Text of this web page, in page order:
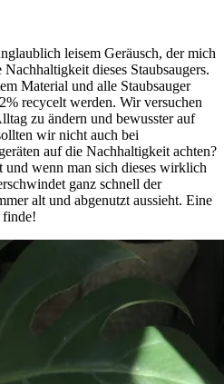
leisem Geräusch, der mich
dieses Staubsaugers.
Material und alle Staubsauger
recycelt werden. Wir versuchen
zu ändern und bewusster auf
wir nicht auch bei
auf die Nachhaltigkeit achten?
und wenn man sich dieses wirklich
ganz schnell der
alt und abgenutzt aussieht. Eine